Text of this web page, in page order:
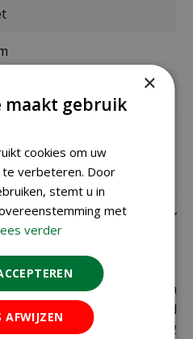
veilig bij u thuis te laten
van PostNL. De levertijd
tussen de 1 en 2
×
maakt gebruik
cookies om uw
verbeteren. Door
stemt u in
met
verder
AFWIJZEN